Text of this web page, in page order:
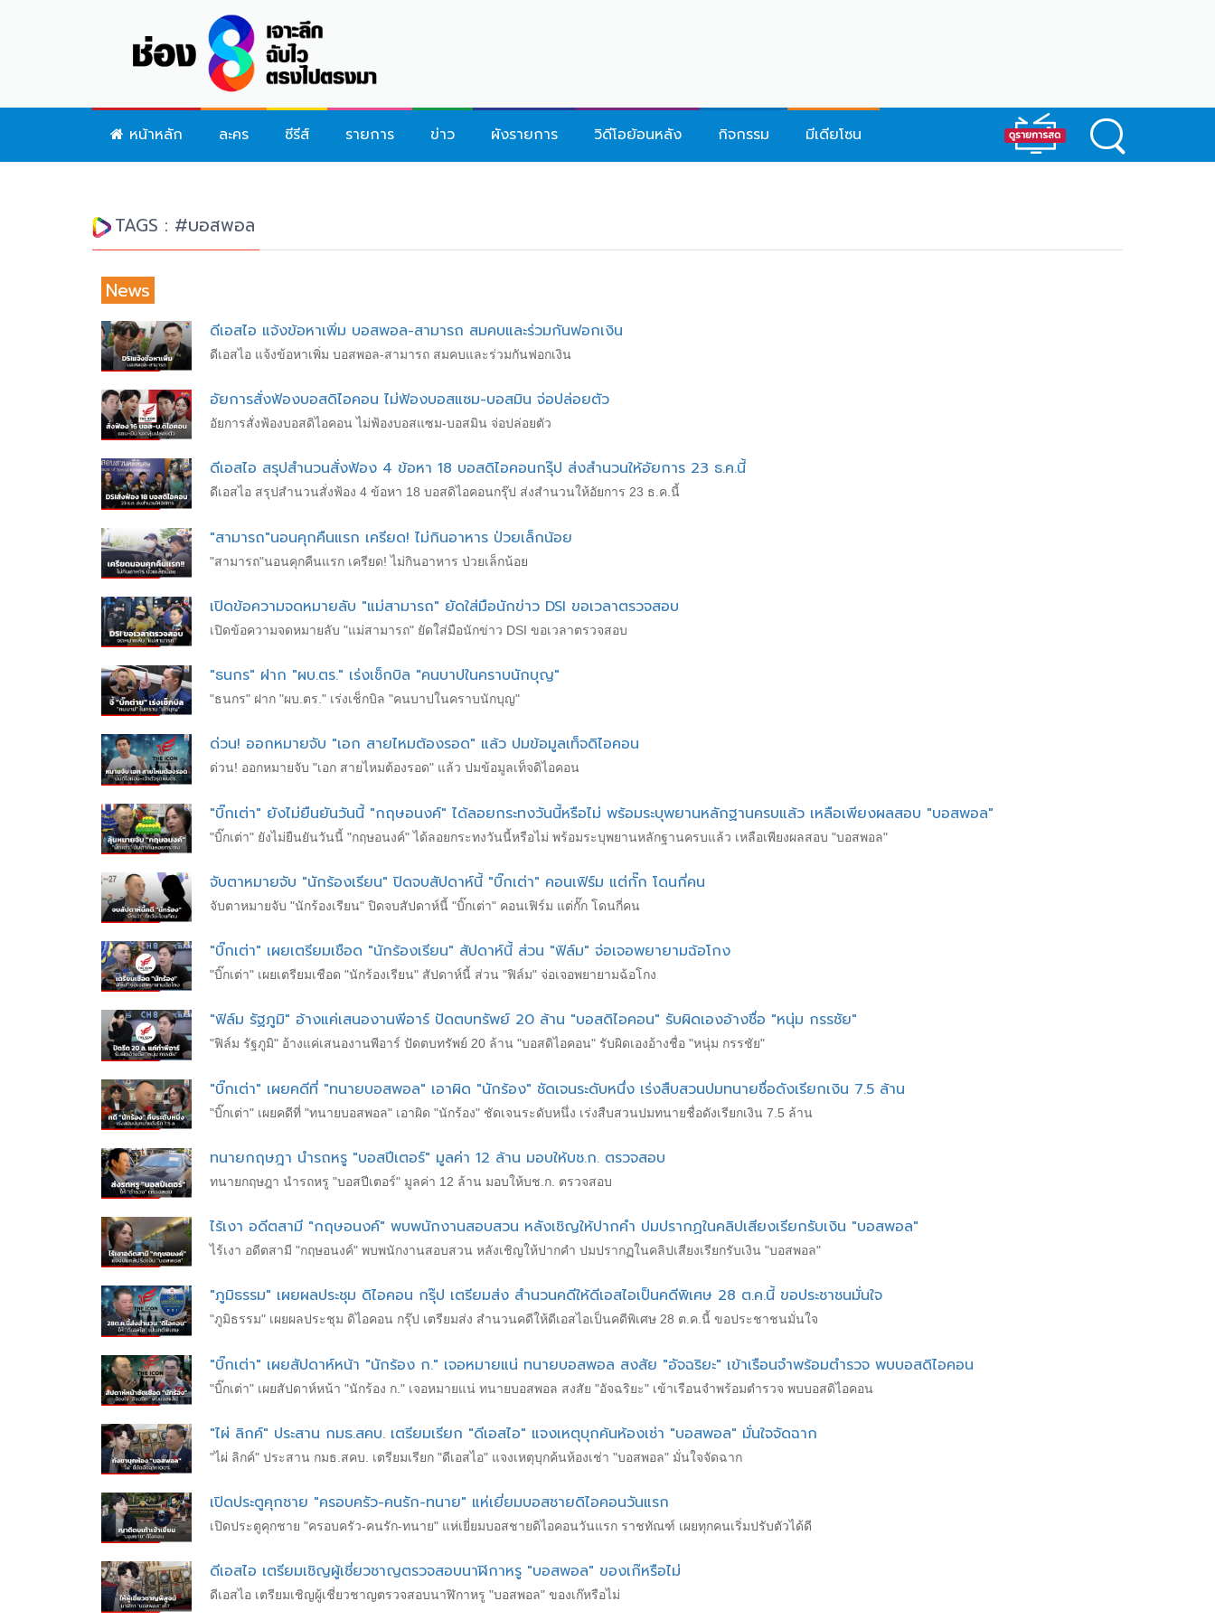
หน้าหลัก ละคร ซีรีส์ รายการ ข่าว ผังรายการ วิดีโอย้อนหลัง กิจกรรม มีเดียโซน
TAGS : #บอสพอล
News
ดีเอสไอ แจ้งข้อหาเพิ่ม บอสพอล-สามารถ สมคบและร่วมกันฟอกเงิน
ดีเอสไอ แจ้งข้อหาเพิ่ม บอสพอล-สามารถ สมคบและร่วมกันฟอกเงิน
อัยการสั่งฟ้องบอสดิไอคอน ไม่ฟ้องบอสแซม-บอสมิน จ่อปล่อยตัว
อัยการสั่งฟ้องบอสดิไอคอน ไม่ฟ้องบอสแซม-บอสมิน จ่อปล่อยตัว
ดีเอสไอ สรุปสำนวนสั่งฟ้อง 4 ข้อหา 18 บอสดิไอคอนกรุ๊ป ส่งสำนวนให้อัยการ 23 ธ.ค.นี้
ดีเอสไอ สรุปสำนวนสั่งฟ้อง 4 ข้อหา 18 บอสดิไอคอนกรุ๊ป ส่งสำนวนให้อัยการ 23 ธ.ค.นี้
"สามารถ"นอนคุกคืนแรก เครียด! ไม่กินอาหาร ป่วยเล็กน้อย
"สามารถ"นอนคุกคืนแรก เครียด! ไม่กินอาหาร ป่วยเล็กน้อย
เปิดข้อความจดหมายลับ "แม่สามารถ" ยัดใส่มือนักข่าว DSI ขอเวลาตรวจสอบ
เปิดข้อความจดหมายลับ "แม่สามารถ" ยัดใส่มือนักข่าว DSI ขอเวลาตรวจสอบ
"ธนกร" ฝาก "ผบ.ตร." เร่งเช็กบิล "คนบาปในคราบนักบุญ"
"ธนกร" ฝาก "ผบ.ตร." เร่งเช็กบิล "คนบาปในคราบนักบุญ"
ด่วน! ออกหมายจับ "เอก สายไหมต้องรอด" แล้ว ปมข้อมูลเท็จดิไอคอน
ด่วน! ออกหมายจับ "เอก สายไหมต้องรอด" แล้ว ปมข้อมูลเท็จดิไอคอน
"บิ๊กเต่า" ยังไม่ยืนยันวันนี้ "กฤษอนงค์" ได้ลอยกระทงวันนี้หรือไม่ พร้อมระบุพยานหลักฐานครบแล้ว เหลือเพียงผลสอบ "บอสพอล"
"บิ๊กเต่า" ยังไม่ยืนยันวันนี้ "กฤษอนงค์" ได้ลอยกระทงวันนี้หรือไม่ พร้อมระบุพยานหลักฐานครบแล้ว เหลือเพียงผลสอบ "บอสพอล"
จับตาหมายจับ "นักร้องเรียน" ปิดจบสัปดาห์นี้ "บิ๊กเต่า" คอนเฟิร์ม แต่กั๊ก โดนกี่คน
จับตาหมายจับ "นักร้องเรียน" ปิดจบสัปดาห์นี้ "บิ๊กเต่า" คอนเฟิร์ม แต่กั๊ก โดนกี่คน
"บิ๊กเต่า" เผยเตรียมเชือด "นักร้องเรียน" สัปดาห์นี้ ส่วน "ฟิล์ม" จ่อเจอพยายามฉ้อโกง
"บิ๊กเต่า" เผยเตรียมเชือด "นักร้องเรียน" สัปดาห์นี้ ส่วน "ฟิล์ม" จ่อเจอพยายามฉ้อโกง
"ฟิล์ม รัฐภูมิ" อ้างแค่เสนองานพีอาร์ ปัดตบทรัพย์ 20 ล้าน "บอสดิไอคอน" รับผิดเองอ้างชื่อ "หนุ่ม กรรชัย"
"ฟิล์ม รัฐภูมิ" อ้างแค่เสนองานพีอาร์ ปัดตบทรัพย์ 20 ล้าน "บอสดิไอคอน" รับผิดเองอ้างชื่อ "หนุ่ม กรรชัย"
"บิ๊กเต่า" เผยคดีที่ "ทนายบอสพอล" เอาผิด "นักร้อง" ชัดเจนระดับหนึ่ง เร่งสืบสวนปมทนายชื่อดังเรียกเงิน 7.5 ล้าน
"บิ๊กเต่า" เผยคดีที่ "ทนายบอสพอล" เอาผิด "นักร้อง" ชัดเจนระดับหนึ่ง เร่งสืบสวนปมทนายชื่อดังเรียกเงิน 7.5 ล้าน
ทนายกฤษฎา นำรถหรู "บอสปีเตอร์" มูลค่า 12 ล้าน มอบให้บช.ก. ตรวจสอบ
ทนายกฤษฎา นำรถหรู "บอสปีเตอร์" มูลค่า 12 ล้าน มอบให้บช.ก. ตรวจสอบ
ไร้เงา อดีตสามี "กฤษอนงค์" พบพนักงานสอบสวน หลังเชิญให้ปากคำ ปมปรากฏในคลิปเสียงเรียกรับเงิน "บอสพอล"
ไร้เงา อดีตสามี "กฤษอนงค์" พบพนักงานสอบสวน หลังเชิญให้ปากคำ ปมปรากฏในคลิปเสียงเรียกรับเงิน "บอสพอล"
"ภูมิธรรม" เผยผลประชุม ดิไอคอน กรุ๊ป เตรียมส่ง สำนวนคดีให้ดีเอสไอเป็นคดีพิเศษ 28 ต.ค.นี้ ขอประชาชนมั่นใจ
"ภูมิธรรม" เผยผลประชุม ดิไอคอน กรุ๊ป เตรียมส่ง สำนวนคดีให้ดีเอสไอเป็นคดีพิเศษ 28 ต.ค.นี้ ขอประชาชนมั่นใจ
"บิ๊กเต่า" เผยสัปดาห์หน้า "นักร้อง ก." เจอหมายแน่ ทนายบอสพอล สงสัย "อัจฉริยะ" เข้าเรือนจำพร้อมตำรวจ พบบอสดิไอคอน
"บิ๊กเต่า" เผยสัปดาห์หน้า "นักร้อง ก." เจอหมายแน่ ทนายบอสพอล สงสัย "อัจฉริยะ" เข้าเรือนจำพร้อมตำรวจ พบบอสดิไอคอน
"ไผ่ ลิกค์" ประสาน​ กมธ.สคบ. เตรียมเรียก "ดีเอสไอ" แจงเหตุบุกค้นห้องเช่า "บอสพอล" มั่นใจจัดฉาก
"ไผ่ ลิกค์" ประสาน​ กมธ.สคบ. เตรียมเรียก "ดีเอสไอ" แจงเหตุบุกค้นห้องเช่า "บอสพอล" มั่นใจจัดฉาก
เปิดประตูคุกชาย "ครอบครัว-คนรัก-ทนาย" แห่เยี่ยมบอสชายดิไอคอนวันแรก
เปิดประตูคุกชาย "ครอบครัว-คนรัก-ทนาย" แห่เยี่ยมบอสชายดิไอคอนวันแรก ราชทัณฑ์ เผยทุกคนเริ่มปรับตัวได้ดี
ดีเอสไอ เตรียมเชิญผู้เชี่ยวชาญตรวจสอบนาฬิกาหรู "บอสพอล" ของเก๊หรือไม่
ดีเอสไอ เตรียมเชิญผู้เชี่ยวชาญตรวจสอบนาฬิกาหรู "บอสพอล" ของเก๊หรือไม่